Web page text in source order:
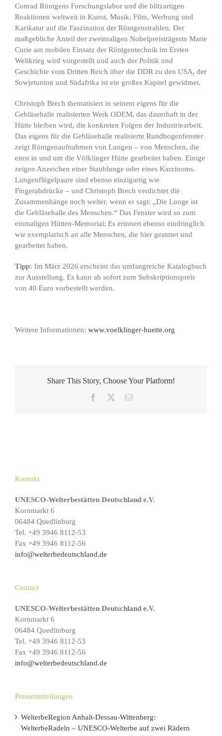
Conrad Röntgens Forschungslabor und die blitzartigen
Reaktionen weltweit in Kunst, Musik, Film, Werbung und
Karikatur auf die Faszination der Röntgenstrahlen. Der
maßgebliche Anteil der zweimaligen Nobelpreisträgerin Marie
Curie am mobilen Einsatz der Röntgentechnik im Ersten
Weltkrieg wird vorgestellt und auch der Politik und
Geschichte vom Dritten Reich über die DDR zu den USA, der
Sowjetunion und Südafrika ist ein großes Kapitel gewidmet.
Christoph Brech thematisiert in seinem eigens für die
Gebläsehalle realisierten Werk ODEM, das dauerhaft in der
Hütte bleiben wird, die konkreten Folgen der Industriearbeit.
Das eigens für die Gebläsehalle realisierte Rundbogenfenster
zeigt Röntgenaufnahmen von Lungen – von Menschen, die
einst in und um die Völklinger Hütte gearbeitet haben. Einige
zeigen Anzeichen einer Staublunge oder eines Karzinoms.
Lungenflügelpaare sind ebenso einzigartig wie
Fingerabdrücke – und Christoph Brech verdichtet die
Zusammenhänge noch weiter, wenn er sagt: „Die Lunge ist
die Gebläsehalle des Menschen.“ Das Fenster wird so zum
einmaligen Hütten-Memorial: Es erinnert ebenso eindringlich
wie exemplarisch an alle Menschen, die hier geatmet und
gearbeitet haben.
Tipp: Im März 2026 erscheint das umfangreiche Katalogbuch
zur Ausstellung. Es kann ab sofort zum Subskriptionspreis
von 40 Euro vorbestellt werden.
Weitere Informationen: www.voelklinger-huette.org
Share This Story, Choose Your Platform!
Facebook
E-
Kontakt
UNESCO-Welterbestätten Deutschland e.V.
Kornmarkt 6
06484 Quedlinburg
Tel. +49 3946 8112-53
Fax +49 3946 8112-56
info@welterbedeutschland.de
Contact
UNESCO-Welterbestätten Deutschland e.V.
Kornmarkt 6
06484 Quedlinburg
Tel. +49 3946 8112-53
Fax +49 3946 8112-56
info@welterbedeutschland.de
Pressemitteilungen
WelterbeRegion Anhalt-Dessau-Wittenberg:
WelterbeRadeln – UNESCO-Welterbe auf zwei Rädern